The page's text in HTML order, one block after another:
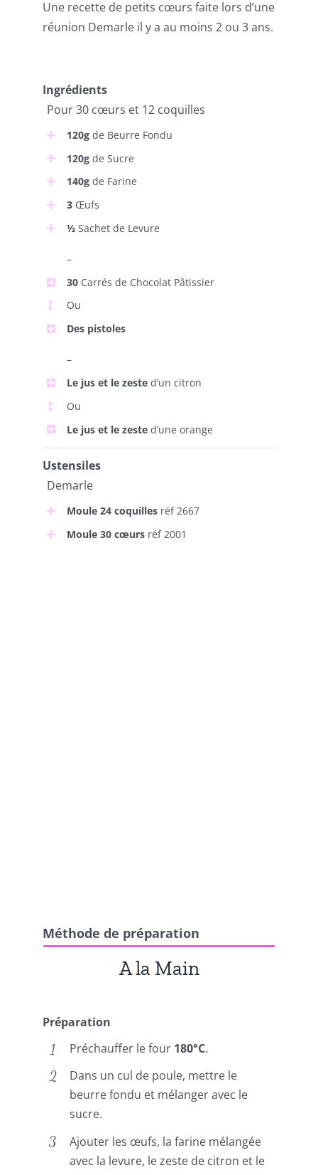
Une recette de petits cœurs faite lors d’une
réunion Demarle il y a au moins 2 ou 3 ans.
Ingrédients
Pour 30 cœurs et 12 coquilles
120gde Beurre Fondu
120gde Sucre
140gde Farine
3Œufs
½Sachet de Levure
–
30Carrés de Chocolat Pâtissier
Ou
Des pistoles
–
Le jus et le zested’un citron
Ou
Le jus et le zested’une orange
Ustensiles
Demarle
Moule 24 coquillesréf 2667
Moule 30 cœursréf 2001
Méthode de préparation
A la Main
Préparation
Préchauffer le four 180°C.
Dans un cul de poule, mettre le
beurre fondu et mélanger avec le
sucre.
Ajouter les œufs, la farine mélangée
avec la levure, le zeste de citron et le